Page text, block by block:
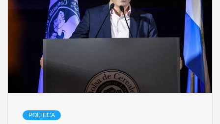
POLITICA